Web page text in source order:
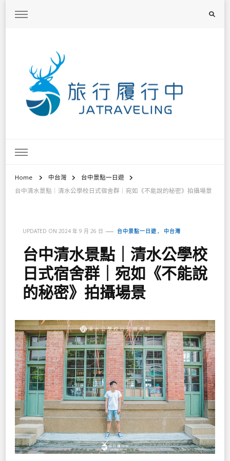
Home 中台灣
台中景點一日遊
台中清水景點｜清水公學校日式宿舍群｜宛如《不能說的秘密》拍攝場景
UPDATED ON 2024 年 9 月 26 日 台中景點一日遊 中台灣
台中清水景點｜清水公學校
日式宿舍群｜宛如《不能說
的秘密》拍攝場景